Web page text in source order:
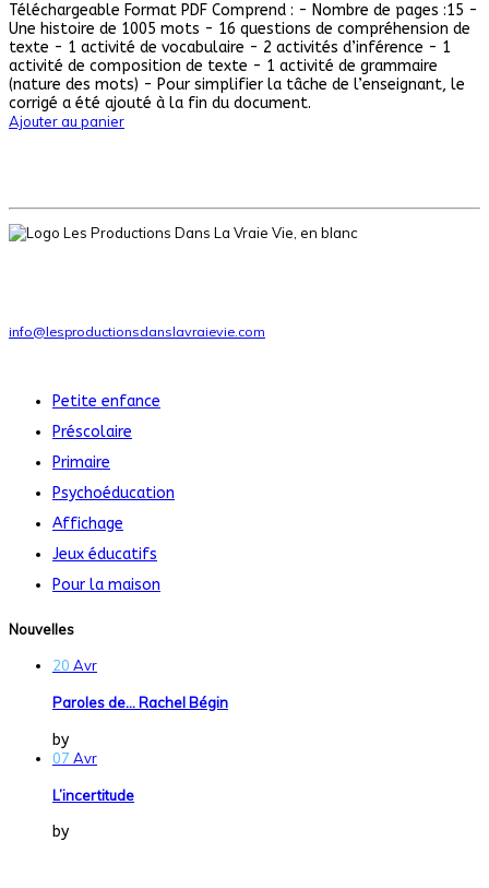
Téléchargeable Format PDF Comprend : - Nombre de pages :15 -
Une histoire de 1005 mots - 16 questions de compréhension de
texte - 1 activité de vocabulaire - 2 activités d’inférence - 1
activité de composition de texte - 1 activité de grammaire
(nature des mots) - Pour simplifier la tâche de l’enseignant, le
corrigé a été ajouté à la fin du document.
Ajouter au panier
info@lesproductionsdanslavraievie.com
Petite enfance
Préscolaire
Primaire
Psychoéducation
Affichage
Jeux éducatifs
Pour la maison
Nouvelles
20 Avr
Paroles de… Rachel Bégin
by
07 Avr
L’incertitude
by